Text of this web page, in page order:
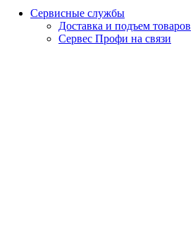
Сервисные службы
Доставка и подъем товаров
Сервес Профи на связи